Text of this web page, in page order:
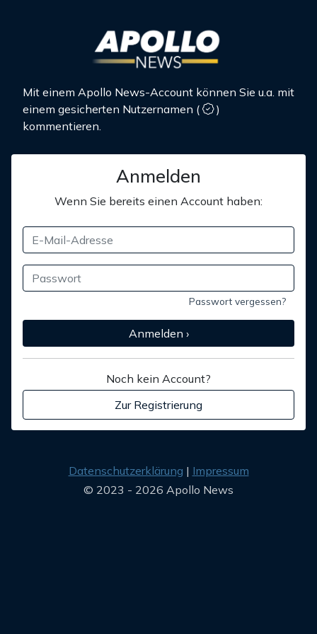
Mit einem Apollo News-Account können Sie u.a. mit
einem gesicherten Nutzernamen (
)
kommentieren.
Anmelden
Wenn Sie bereits einen Account haben:
Passwort vergessen?
Anmelden ›
Noch kein Account?
Zur Registrierung
Datenschutzerklärung
Impressum
© 2023 - 2026 Apollo News